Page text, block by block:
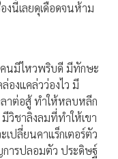
นี้เลยดุเดือดจนห้าม
คนมีไหวพริบดี มีทักษะ
องแคล่วว่องไว มี
ลาต่อสู้ ทำให้หลบหลีก
วิชาลิงลมที่ทำให้เขา
เปลี่ยนคาแร็กเตอร์ตัว
การปลอมตัว ประดิษฐ์